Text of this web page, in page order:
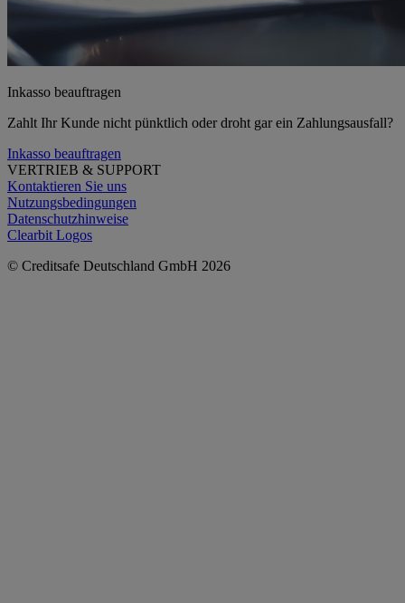
Inkasso beauftragen
Zahlt Ihr Kunde nicht pünktlich oder droht gar ein Zahlungsausfall?
Inkasso beauftragen
VERTRIEB & SUPPORT
Kontaktieren Sie uns
Nutzungsbedingungen
Datenschutzhinweise
Clearbit Logos
© Creditsafe Deutschland GmbH 2026